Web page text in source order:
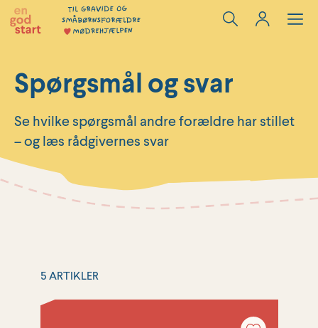
Hop
Spørgsmål og svar
Se hvilke spørgsmål andre forældre har stillet
– og læs rådgivernes svar
5 ARTIKLER